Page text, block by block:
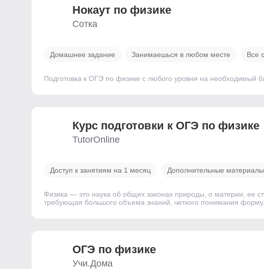
Нокаут по физике
Сотка
Домашнее задание Занимаешься в любом месте Все
Подготовка к ОГЭ по физике с любого уровня на необходимый
Курс подготовки к ОГЭ по физике
TutorOnline
Доступ к занятиям на 1 месяц Дополнительные
Физика — это наука об общих законах природы, о материи, ее
требующая большого объема знаний, четкого понимания
ОГЭ по физике
Учи.Дома